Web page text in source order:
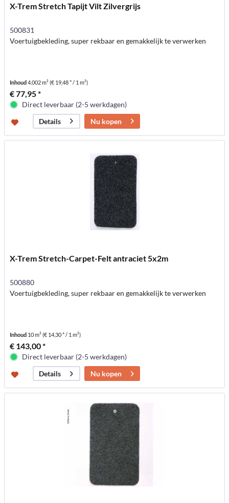
X-Trem Stretch Tapijt Vilt Zilvergrijs
500831
Voertuigbekleding, super rekbaar en gemakkelijk te verwerken
Inhoud4.002 m²(€ 19,48 * / 1 m²)
€ 77,95 *
Direct leverbaar (2-5 werkdagen)
Details
Nu kopen
X-Trem Stretch-Carpet-Felt antraciet 5x2m
500880
Voertuigbekleding, super rekbaar en gemakkelijk te verwerken
Inhoud 10 m²(€ 14,30 * / 1 m²)
€ 143,00 *
Direct leverbaar (2-5 werkdagen)
Details
Nu kopen